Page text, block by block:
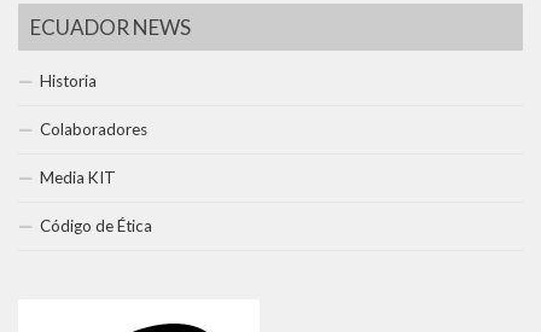
ECUADOR NEWS
Historia
Colaboradores
Media KIT
Código de Ética